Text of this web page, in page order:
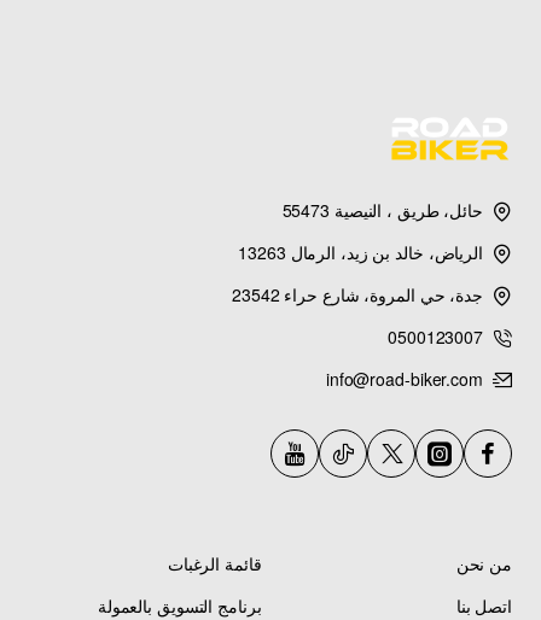
حائل، طريق ، النيصية 55473
الرياض، خالد بن زيد، الرمال 13263
جدة، حي المروة، شارع حراء 23542
0500123007
info@road-biker.com
من نحن
اتصل بنا
قائمة الرغبات
برنامج التسويق بالعمولة